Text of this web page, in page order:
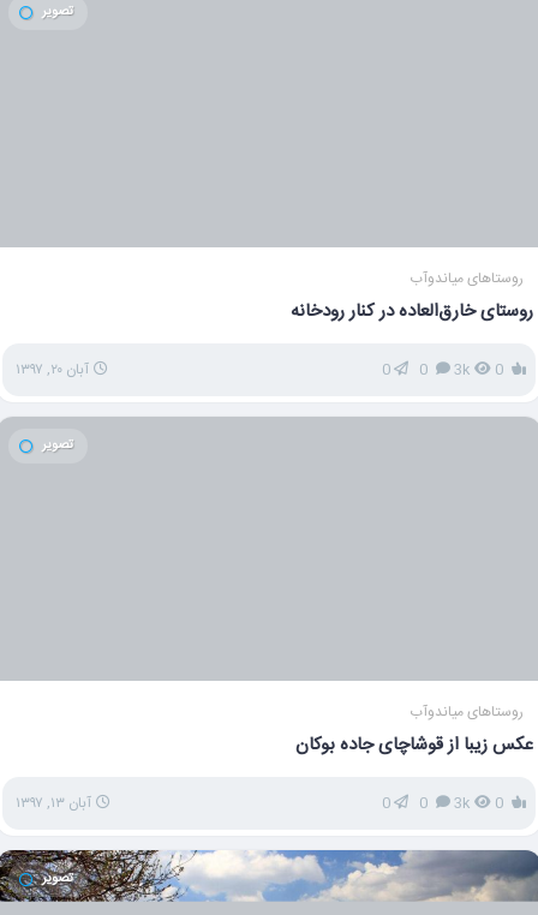
تصویر
روستاهای میاندوآب
روستای خارق‌العاده در کنار رودخانه
3k
0 آبان ۲۰, ۱۳۹۷
تصویر
روستاهای میاندوآب
عکس زیبا از قوشاچای جاده بوکان
3k
0 آبان ۱۳, ۱۳۹۷
تصویر